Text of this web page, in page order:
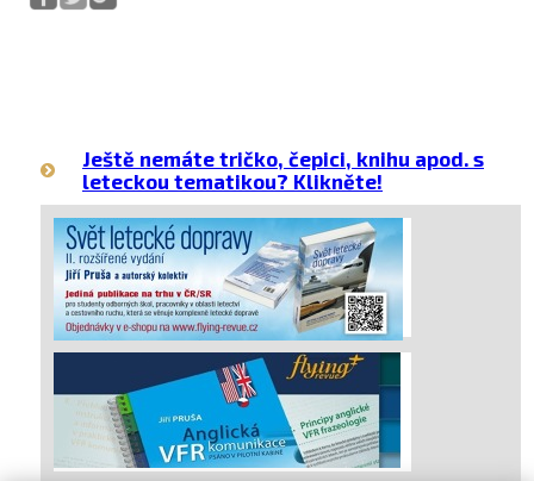
Ještě nemáte tričko, čepici, knihu apod. s
leteckou tematikou? Klikněte!